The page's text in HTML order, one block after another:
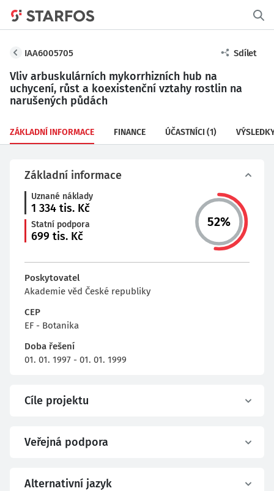
IAA6005705 Sdílet
Vliv arbuskulárních mykorrhizních hub na
uchycení, růst a koexistenční vztahy rostlin na
narušených půdách
ZÁKLADNÍ INFORMACE FINANCE ÚČASTNÍCI (1)
Základní informace
Uznané náklady
1 334 tis. Kč
Statní podpora
699 tis. Kč
52%
Poskytovatel
Akademie věd České republiky
CEP
EF - Botanika
Doba řešení
01. 01. 1997 - 01. 01. 1999
Cíle projektu
Veřejná podpora
Alternativní jazyk